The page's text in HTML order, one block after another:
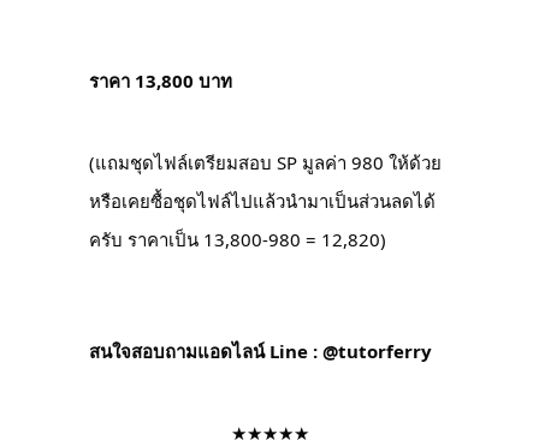
ราคา 13,800 บาท
(แถมชุดไฟล์เตรียมสอบ SP มูลค่า 980 ให้ด้วย
หรือเคยซื้อชุดไฟล์ไปแล้วนำมาเป็นส่วนลดได้
ครับ ราคาเป็น 13,800-980 = 12,820)
สนใจสอบถามแอดไลน์ Line : @tutorferry
★★★★★